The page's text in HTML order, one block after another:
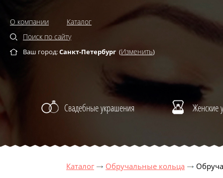
О компании
Каталог
Поиск по сайту
Ваш город:Санкт-Петербург (Изменить)
Свадебные украшения Женские
Каталог Обручальные кольца